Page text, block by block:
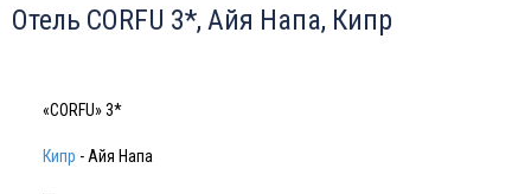
Отель CORFU 3*, Айя Напа, Кипр
«CORFU» 3*
Кипр - Айя Напа